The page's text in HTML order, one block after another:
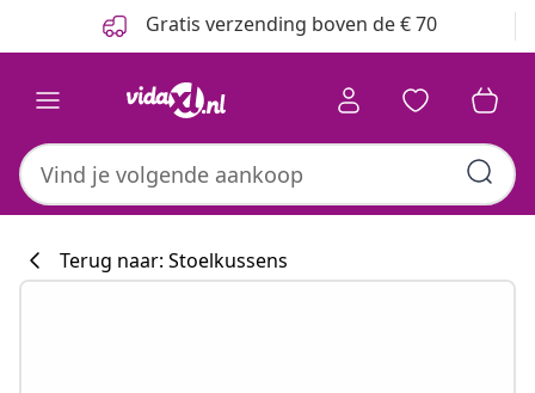
Gratis verzending boven de € 70
Terug naar: Stoelkussens